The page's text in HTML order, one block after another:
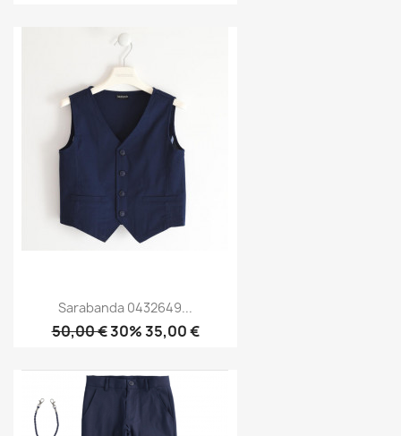
Sarabanda 0432649...
50,00 €30% 35,00 €